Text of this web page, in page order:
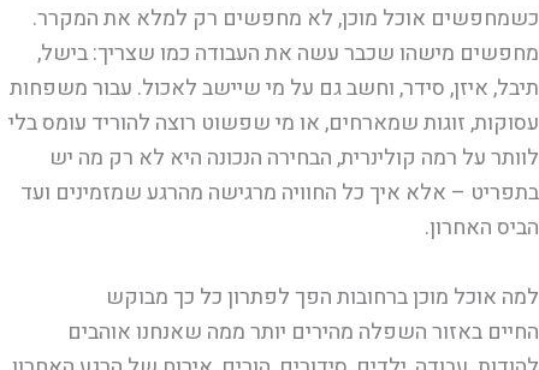
כשמחפשים אוכל מוכן, לא מחפשים רק למלא את המקרר.
מחפשים מישהו שכבר עשה את העבודה כמו שצריך: בישל,
תיבל, איזן, סידר, וחשב גם על מי שיישב לאכול. עבור משפחות
עסוקות, זוגות שמארחים, או מי שפשוט רוצה להוריד עומס בלי
לוותר על רמה קולינרית, הבחירה הנכונה היא לא רק מה יש
בתפריט – אלא איך כל החוויה מרגישה מהרגע שמזמינים ועד
הביס האחרון.
למה אוכל מוכן ברחובות הפך לפתרון כל כך מבוקש
החיים באזור השפלה מהירים יותר ממה שאנחנו אוהבים